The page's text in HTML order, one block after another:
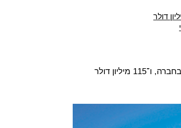
אבו ישלם 15 מיליון דולר עבור מניותיו של מרכוס וובר בחברה, ו־115 מיליון דולר